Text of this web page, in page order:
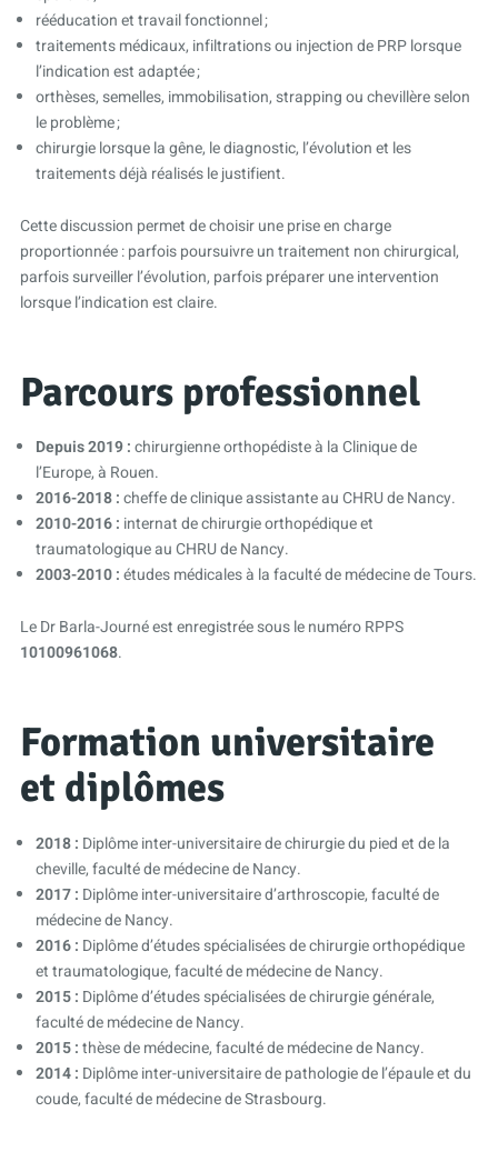
rééducation et travail fonctionnel ;
traitements médicaux, infiltrations ou injection de PRP lorsque
l’indication est adaptée ;
orthèses, semelles, immobilisation, strapping ou chevillère selon
le problème ;
chirurgie lorsque la gêne, le diagnostic, l’évolution et les
traitements déjà réalisés le justifient.
Cette discussion permet de choisir une prise en charge
proportionnée : parfois poursuivre un traitement non chirurgical,
parfois surveiller l’évolution, parfois préparer une intervention
lorsque l’indication est claire.
Parcours professionnel
Depuis 2019 :chirurgienne orthopédiste à la Clinique de
l’Europe, à Rouen.
2016-2018 :cheffe de clinique assistante au CHRU de Nancy.
2010-2016 : internat de chirurgie orthopédique et
traumatologique au CHRU de Nancy.
2003-2010 :études médicales à la faculté de médecine de Tours.
Le Dr Barla-Journé est enregistrée sous le numéro RPPS
10100961068.
Formation universitaire
et diplômes
2018 : Diplôme inter-universitaire de chirurgie du pied et de la
cheville, faculté de médecine de Nancy.
2017 : Diplôme inter-universitaire d’arthroscopie, faculté de
médecine de Nancy.
2016 : Diplôme d’études spécialisées de chirurgie orthopédique
et traumatologique, faculté de médecine de Nancy.
2015 : Diplôme d’études spécialisées de chirurgie générale,
faculté de médecine de Nancy.
2015 :thèse de médecine, faculté de médecine de Nancy.
2014 : Diplôme inter-universitaire de pathologie de l’épaule et du
coude, faculté de médecine de Strasbourg.